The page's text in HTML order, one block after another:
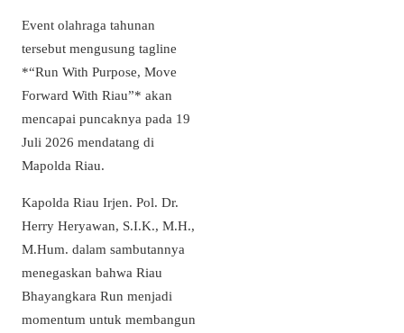
Event olahraga tahunan
tersebut mengusung tagline
*“Run With Purpose, Move
Forward With Riau”* akan
mencapai puncaknya pada 19
Juli 2026 mendatang di
Mapolda Riau.
Kapolda Riau Irjen. Pol. Dr.
Herry Heryawan, S.I.K., M.H.,
M.Hum. dalam sambutannya
menegaskan bahwa Riau
Bhayangkara Run menjadi
momentum untuk membangun